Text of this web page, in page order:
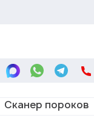
Сканер пороков